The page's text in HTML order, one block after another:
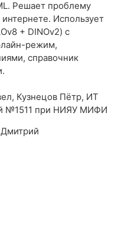
Решает проблему
Использует
+ DINOv2) с
режим,
справочник
Кузнецов Пётр, ИТ
№1511 при НИЯУ МИФИ